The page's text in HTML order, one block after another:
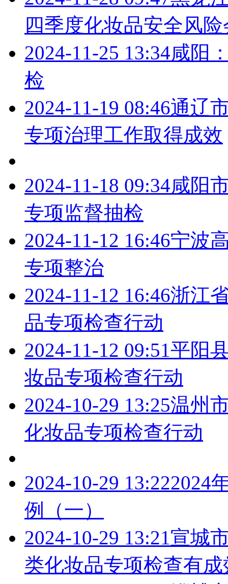
四季度化妆品安全风
2024-11-25 13:34咸阳
检
2024-11-19 08:46通辽
专项治理工作取得成效
2024-11-18 09:34咸阳
专项监督抽检
2024-11-12 16:46宁波
专项整治
2024-11-12 16:46浙江
品专项检查行动
2024-11-12 09:51平阳
妆品专项检查行动
2024-10-29 13:25温州
化妆品专项检查行动
2024-10-29 13:222024
例（一）
2024-10-29 13:21宣城
类化妆品专项检查有成